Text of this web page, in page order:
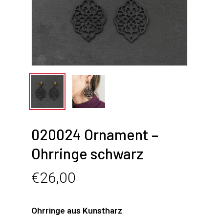
020024 Ornament –
Ohrringe schwarz
€26,00
Ohrringe aus Kunstharz